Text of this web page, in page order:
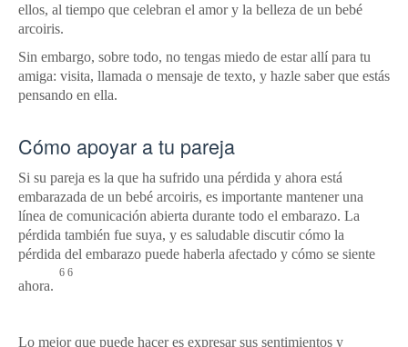
ellos, al tiempo que celebran el amor y la belleza de un bebé
arcoiris.
Sin embargo, sobre todo, no tengas miedo de estar allí para tu
amiga: visita, llamada o mensaje de texto, y hazle saber que estás
pensando en ella.
Cómo apoyar a tu pareja
Si su pareja es la que ha sufrido una pérdida y ahora está
embarazada de un bebé arcoiris, es importante mantener una
línea de comunicación abierta durante todo el embarazo. La
pérdida también fue suya, y es saludable discutir cómo la
pérdida del embarazo puede haberla afectado y cómo se siente
ahora.
6 6
Lo mejor que puede hacer es expresar sus sentimientos y